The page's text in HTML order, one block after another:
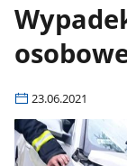
23.06.2021